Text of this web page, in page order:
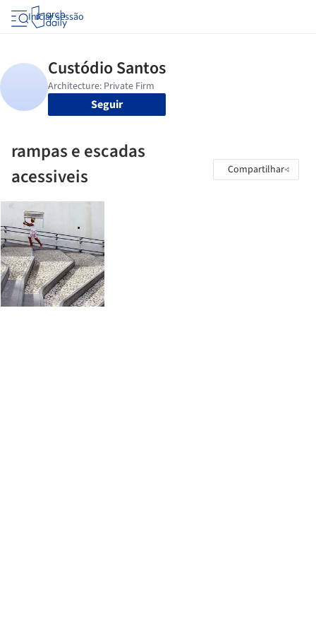
Iniciar sessão
Seguir
rampas e escadas
acessiveis
Compartilhar